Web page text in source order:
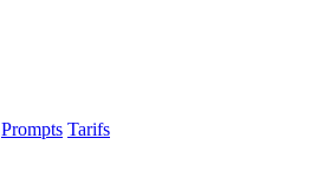
Prompts Tarifs